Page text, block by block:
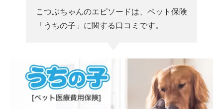
こつぶちゃんのエピソードは、ペット保険
「うちの子」に関する口コミです。